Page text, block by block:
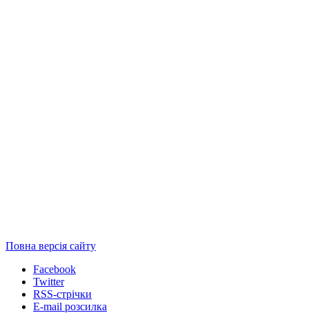
Повна версія сайту
Facebook
Twitter
RSS-стрічки
E-mail розсилка